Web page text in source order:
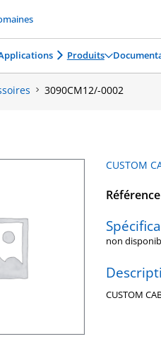
Produits
3090CM12/-0002
CUSTOM
non
CUSTOM